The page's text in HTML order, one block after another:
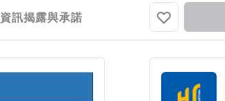
資訊揭露與承諾